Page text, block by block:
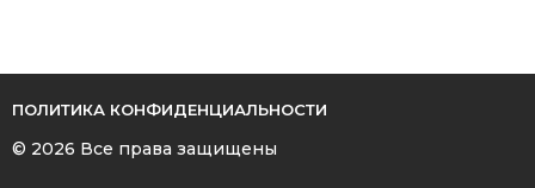
ПОЛИТИКА КОНФИДЕНЦИАЛЬНОСТИ
© 2026 Все права защищены